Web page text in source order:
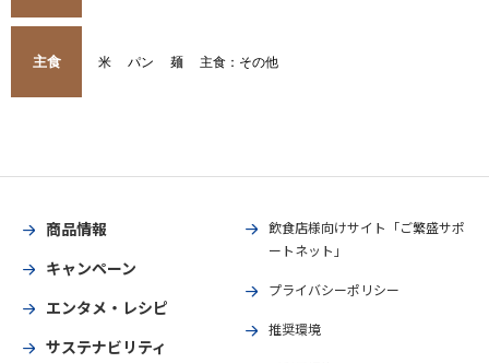
主食 米 パン 麺 主食：その他
商品情報
キャンペーン
エンタメ・レシピ
サステナビリティ
飲食店様向けサイト「ご繁盛サポ
ートネット」
プライバシーポリシー
推奨環境